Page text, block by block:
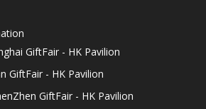
GiftFair - HK Pavilion
GiftFair - HK Pavilion
GiftFair - HK Pavilion